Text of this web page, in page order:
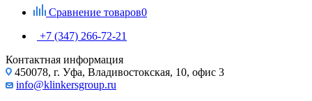
Сравнение товаров0
+7 (347) 266-72-21
Контактная информация
450078, г. Уфа, Владивостокская, 10, офис 3
info@klinkersgroup.ru